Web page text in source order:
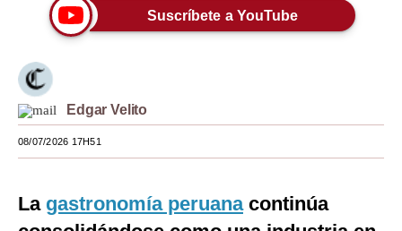
México
Internacional
Tecnología
Club del Suscriptor
Mix
Suscríbete a YouTube
Edgar Velito
08/07/2026 17H51
La gastronomía peruanacontinúa